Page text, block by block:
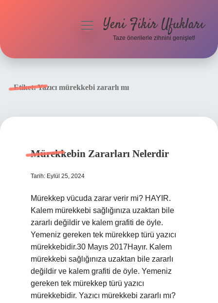
menüyüYeni Fikir Ufukları
Taze önerilerle zihnini genişlet!
Etiket:Yazıcı mürekkebi zararlı mı
Mürekkebin Zararları Nelerdir
Tarih: Eylül 25, 2024
Mürekkep vücuda zarar verir mi? HAYIR.
Kalem mürekkebi sağlığınıza uzaktan bile
zararlı değildir ve kalem grafiti de öyle.
Yemeniz gereken tek mürekkep türü yazıcı
mürekkebidir.30 Mayıs 2017Hayır. Kalem
mürekkebi sağlığınıza uzaktan bile zararlı
değildir ve kalem grafiti de öyle. Yemeniz
gereken tek mürekkep türü yazıcı
mürekkebidir. Yazıcı mürekkebi zararlı mı?